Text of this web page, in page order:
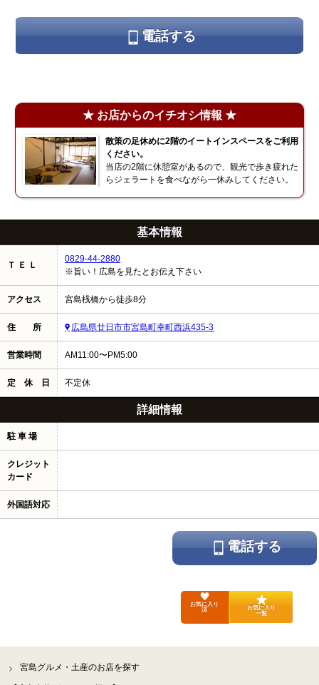
電話する
★ お店からのイチオシ情報 ★
散策の足休めに2階のイートインスペースをご利用
ください。
当店の2階に休憩室があるので、観光で歩き疲れた
らジェラートを食べながら一休みしてください。
基本情報
Ｔ Ｅ Ｌ
0829-44-2880
※旨い！広島を見たとお伝え下さい
アクセス 宮島桟橋から徒歩8分
住 所 広島県廿日市市宮島町幸町西浜435-3
営業時間 AM11:00〜PM5:00
定 休 日 不定休
詳細情報
駐 車 場
クレジット
カード
外国語対応
電話する
お気に入り
済
お気に入り
一覧
宮島グルメ・土産のお店を探す